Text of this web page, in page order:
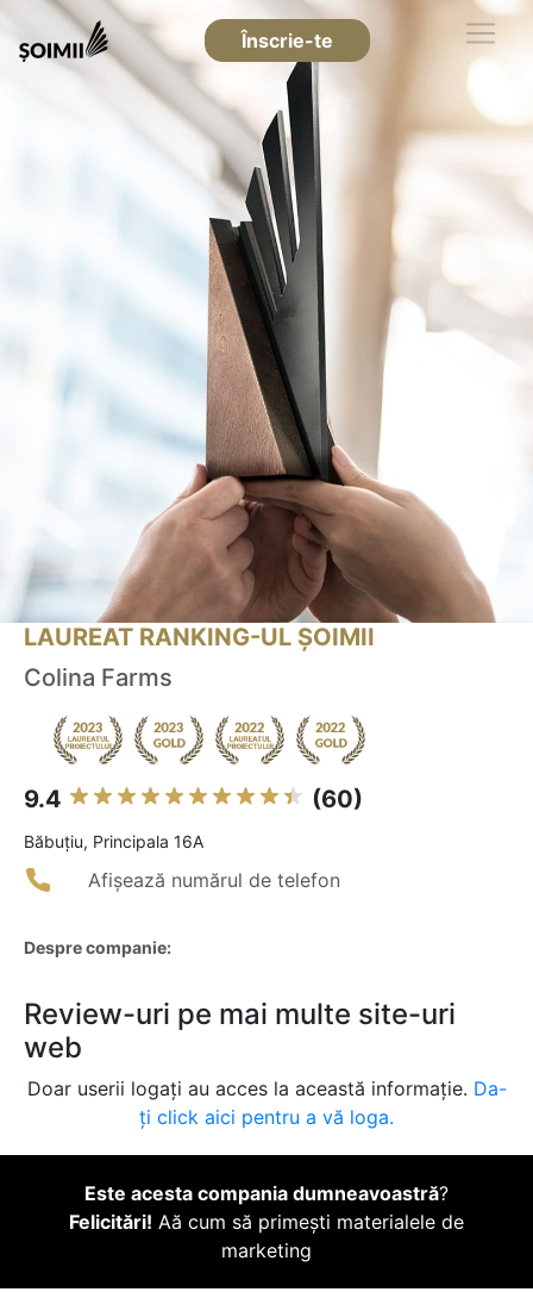
Înscrie-te
LAUREAT RANKING-UL ȘOIMII
Colina Farms
9.4 (60)
Băbuţiu, Principala 16A
Afișează numărul de telefon
Despre companie:
Review-uri pe mai multe site-uri
web
Doar userii logați au acces la această informație. Da-
ți click aici pentru a vă loga.
Este acesta compania dumneavoastră?
Felicitări! Aă cum să primești materialele de
marketing